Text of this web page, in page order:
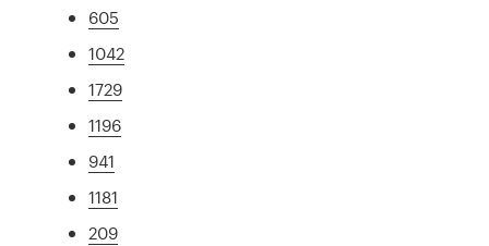
605
1042
1729
1196
941
1181
209